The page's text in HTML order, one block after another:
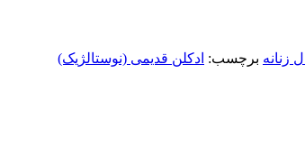
زنانه برچسب: ادکلن قدیمی (نوستالژیک)